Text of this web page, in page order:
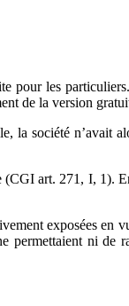
pour les
de la version
la société n’avait
art. 271, I, 1).
exposées en
ni de